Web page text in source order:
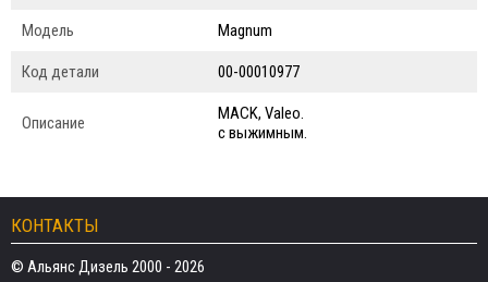
Модель Magnum
Код детали 00-00010977
Описание
MACK, Valeo.
с выжимным.
КОНТАКТЫ
© Альянс Дизель 2000 - 2026